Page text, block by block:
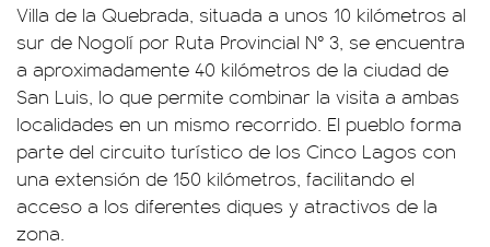
Villa de la Quebrada, situada a unos 10 kilómetros al
sur de Nogolí por Ruta Provincial N° 3, se encuentra
a aproximadamente 40 kilómetros de la ciudad de
San Luis, lo que permite combinar la visita a ambas
localidades en un mismo recorrido. El pueblo forma
parte del circuito turístico de los Cinco Lagos con
una extensión de 150 kilómetros, facilitando el
acceso a los diferentes diques y atractivos de la
zona.